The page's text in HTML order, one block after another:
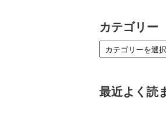
カテゴリー
最近よく読